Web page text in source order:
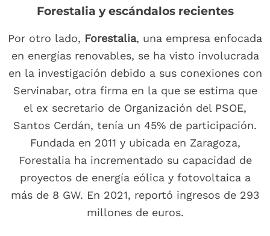
Forestalia y escándalos recientes
Por otro lado, Forestalia, una empresa enfocada
en energías renovables, se ha visto involucrada
en la investigación debido a sus conexiones con
Servinabar, otra firma en la que se estima que
el ex secretario de Organización del PSOE,
Santos Cerdán, tenía un 45% de participación.
Fundada en 2011 y ubicada en Zaragoza,
Forestalia ha incrementado su capacidad de
proyectos de energía eólica y fotovoltaica a
más de 8 GW. En 2021, reportó ingresos de 293
millones de euros.